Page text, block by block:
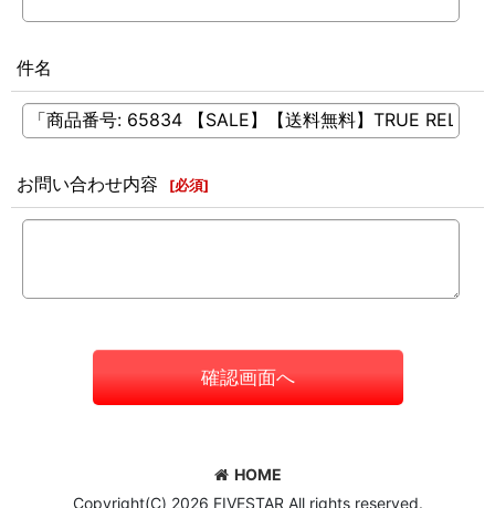
件名
お問い合わせ内容 [必須]
確認画面へ
HOME
Copyright(C) 2026 FIVESTAR All rights reserved.